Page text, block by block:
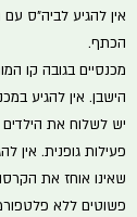
אין להגיע לביה"ס
הכתף.
מכנסיים בגובה קו
הישבן. אין להגיע
יש לשלוח את
פעילות גופנית. אין
שאינו אוחז את
פשוטים ללא